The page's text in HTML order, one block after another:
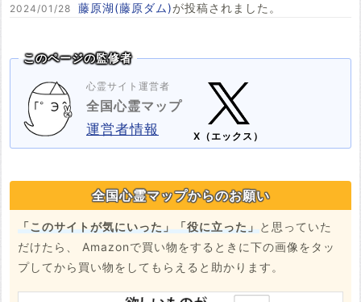
2024/01/28 藤原湖(藤原ダム)が投稿されました。
このページの監修者
心霊サイト運営者
全国心霊マップ
運営者情報
X（エックス）
全国心霊マップからのお願い
「このサイトが気にいった」「役に立った」と思っていた
だけたら、 Amazonで買い物をするときに下の画像をタッ
プしてから買い物をしてもらえると助かります。